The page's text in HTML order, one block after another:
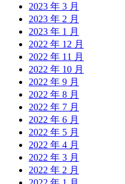
2023 年 3 月
2023 年 2 月
2023 年 1 月
2022 年 12 月
2022 年 11 月
2022 年 10 月
2022 年 9 月
2022 年 8 月
2022 年 7 月
2022 年 6 月
2022 年 5 月
2022 年 4 月
2022 年 3 月
2022 年 2 月